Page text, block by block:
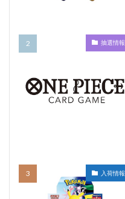
抽選情報
入荷情報